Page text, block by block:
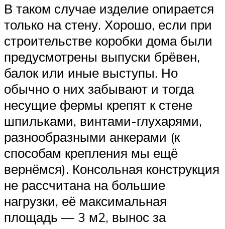
В таком случае изделие опирается
только на стену. Хорошо, если при
строительстве коробки дома были
предусмотрены выпуски брёвен,
балок или иные выступы. Но
обычно о них забывают и тогда
несущие фермы крепят к стене
шпильками, винтами-глухарями,
разнообразными анкерами (к
способам крепления мы ещё
вернёмся). Консольная конструкция
не рассчитана на большие
нагрузки, её максимальная
площадь — 3 м2, вынос за